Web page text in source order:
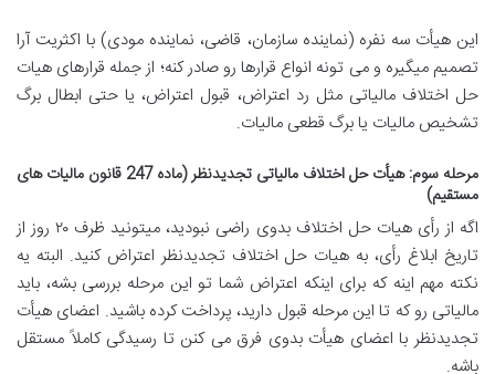
این هیأت سه نفره (نماینده سازمان، قاضی، نماینده مودی) با اکثریت آرا
تصمیم میگیره و می تونه انواع قرارها رو صادر کنه؛ از جمله قرارهای هیات
حل اختلاف مالیاتی مثل رد اعتراض، قبول اعتراض، یا حتی ابطال برگ
تشخیص مالیات یا برگ قطعی مالیات.
مرحله سوم: هیأت حل اختلاف مالیاتی تجدیدنظر (ماده 247 قانون مالیات های
مستقیم)
اگه از رأی هیات حل اختلاف بدوی راضی نبودید، میتونید ظرف ۲۰ روز از
تاریخ ابلاغ رأی، به هیات حل اختلاف تجدیدنظر اعتراض کنید. البته یه
نکته مهم اینه که برای اینکه اعتراض شما تو این مرحله بررسی بشه، باید
مالیاتی رو که تا این مرحله قبول دارید، پرداخت کرده باشید. اعضای هیأت
تجدیدنظر با اعضای هیأت بدوی فرق می کنن تا رسیدگی کاملاً مستقل
باشه.